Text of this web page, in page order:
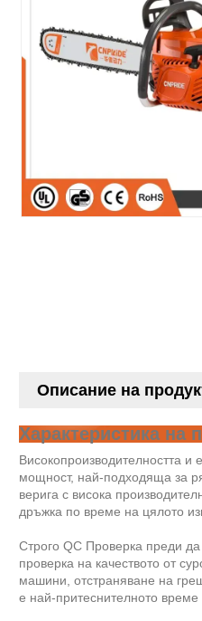
Описание на
Характеристика на
Високопроизводителността
мощност, най-подходяща за
верига с висока
дръжка по време на цялото
Строго QC Проверка преди
проверка на качеството от
машини, отстраняване на
е най-притеснителното време